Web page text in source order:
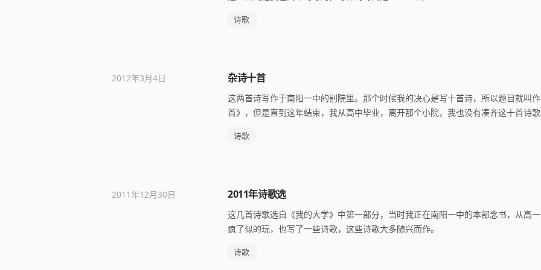
诗歌
杂诗十首
这两首诗写作于南阳一中的别院里。那个时候我的决心是写十首诗，所以题目就叫
首》，但是直到这年结束，我从高中毕业，离开那个小院，我也没有凑齐这十首诗歌
诗歌
2012年3月4日
2011年诗歌选
这几首诗歌选自《我的大学》中第一部分，当时我正在南阳一中的本部念书，从高
疯了似的玩，也写了一些诗歌，这些诗歌大多随兴而作。
诗歌
2011年12月30日